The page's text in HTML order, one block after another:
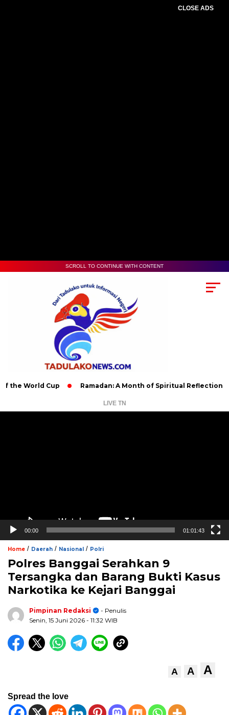
CLOSE ADS
SCROLL TO CONTINUE WITH CONTENT
Cup Ramadan: A Month of Spiritual Reflection,
LIVE TN
00:00 01:01:43
Home / Daerah / Nasional / Polri
Polres Banggai Serahkan 9
Tersangka dan Barang Bukti Kasus
Narkotika ke Kejari Banggai
Pimpinan Redaksi
- Penulis
Senin, 15 Juni 2026 - 11:32 WIB
A A A
Spread the love